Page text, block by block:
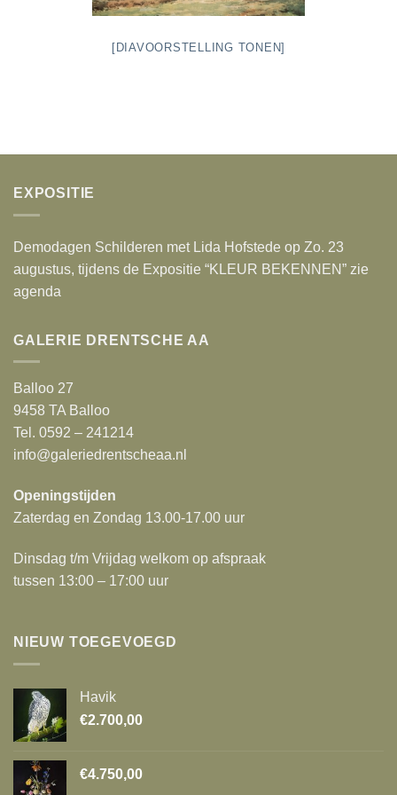
[DIAVOORSTELLING TONEN]
EXPOSITIE
Demodagen Schilderen met Lida Hofstede op Zo. 23
augustus, tijdens de Expositie “KLEUR BEKENNEN” zie
agenda
GALERIE DRENTSCHE AA
Balloo 27
9458 TA Balloo
Tel. 0592 – 241214
info@galeriedrentscheaa.nl
Openingstijden
Zaterdag en Zondag 13.00-17.00 uur
Dinsdag t/m Vrijdag welkom op afspraak
tussen 13:00 – 17:00 uur
NIEUW TOEGEVOEGD
Havik
€2.700,00
€4.750,00